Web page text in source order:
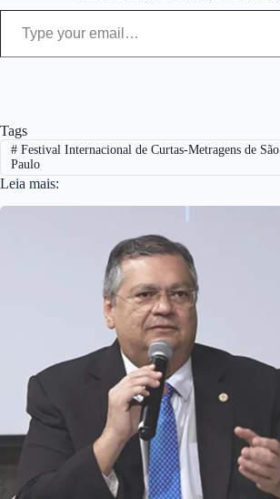
Type your email…
Tags
#Festival Internacional de Curtas-Metragens de São
Paulo
Leia mais: